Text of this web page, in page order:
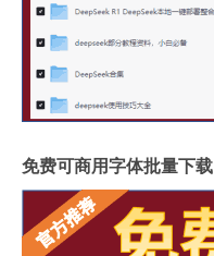
免费可商用字体批量下载